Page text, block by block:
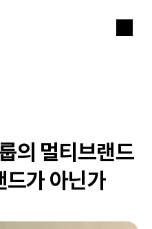
의 멀티브랜드
드가 아닌가